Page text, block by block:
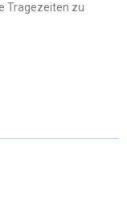
Tragezeiten zu